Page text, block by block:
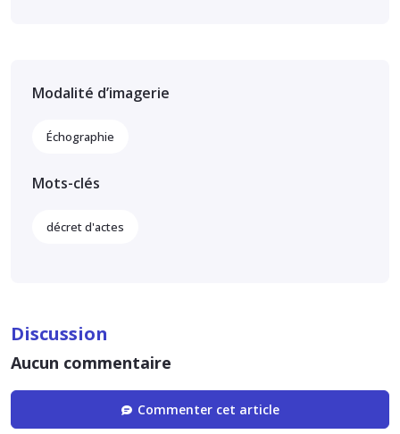
Modalité d’imagerie
Échographie
Mots-clés
décret d'actes
Discussion
Aucun commentaire
Commenter cet article